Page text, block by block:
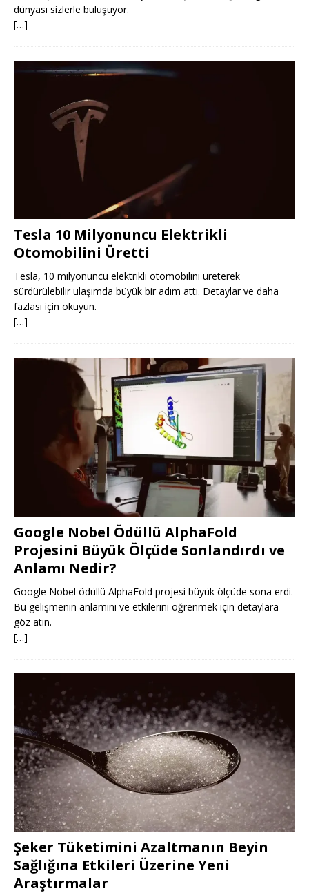
dünyası sizlerle buluşuyor.
[…]
Tesla 10 Milyonuncu Elektrikli
Otomobilini Üretti
Tesla, 10 milyonuncu elektrikli otomobilini üreterek
sürdürülebilir ulaşımda büyük bir adım attı. Detaylar ve daha
fazlası için okuyun.
[…]
Google Nobel Ödüllü AlphaFold
Projesini Büyük Ölçüde Sonlandırdı ve
Anlamı Nedir?
Google Nobel ödüllü AlphaFold projesi büyük ölçüde sona erdi.
Bu gelişmenin anlamını ve etkilerini öğrenmek için detaylara
göz atın.
[…]
Şeker Tüketimini Azaltmanın Beyin
Sağlığına Etkileri Üzerine Yeni
Araştırmalar